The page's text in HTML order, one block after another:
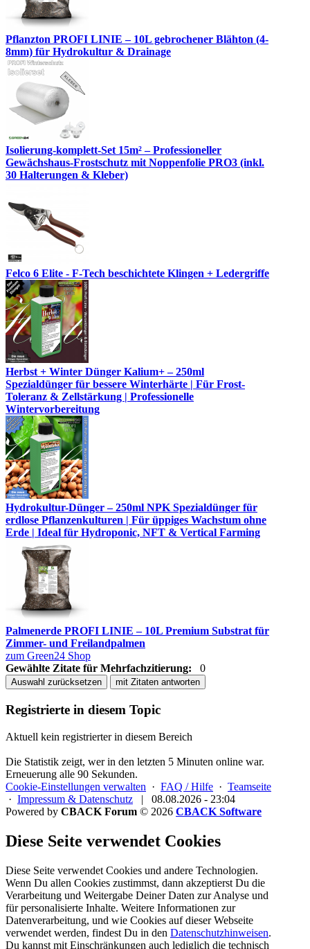
Pflanzton PROFI LINIE – 10L gebrochener Blähton (4-
8mm) für Hydrokultur & Drainage
Isolierung-komplett-Set 15m² – Professioneller
Gewächshaus-Frostschutz mit Noppenfolie PRO3 (inkl.
30 Halterungen & Kleber)
Felco 6 Elite - F-Tech beschichtete Klingen + Ledergriffe
Herbst + Winter Dünger Kalium+ – 250ml
Spezialdünger für bessere Winterhärte | Für Frost-
Toleranz & Zellstärkung | Professionelle
Wintervorbereitung
Hydrokultur-Dünger – 250ml NPK Spezialdünger für
erdlose Pflanzenkulturen | Für üppiges Wachstum ohne
Erde | Ideal für Hydroponic, NFT & Vertical Farming
Palmenerde PROFI LINIE – 10L Premium Substrat für
Zimmer- und Freilandpalmen
zum Green24 Shop
Gewählte Zitate für Mehrfachzitierung:
0
Auswahl zurücksetzen mit Zitaten antworten
Registrierte in diesem Topic
Aktuell kein registrierter in diesem Bereich
Die Statistik zeigt, wer in den letzten 5 Minuten online war.
Erneuerung alle 90 Sekunden.
Cookie-Einstellungen verwalten · FAQ / Hilfe · Teamseite
· Impressum & Datenschutz |
08.08.2026 - 23:04
Powered by CBACK Forum © 2026 CBACK Software
Diese Seite verwendet Cookies
Diese Seite verwendet Cookies und andere Technologien.
Wenn Du allen Cookies zustimmst, dann akzeptierst Du die
Verarbeitung und Weitergabe Deiner Daten zur Analyse und
für personalisierte Inhalte. Weitere Informationen zur
Datenverarbeitung, und wie Cookies auf dieser Webseite
verwendet werden, findest Du in den Datenschutzhinweisen.
Du kannst mit Einschränkungen auch lediglich die technisch